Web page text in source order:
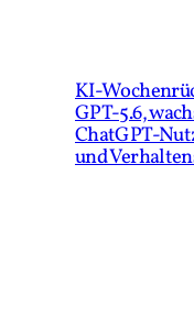
GPT‑5.6,
und